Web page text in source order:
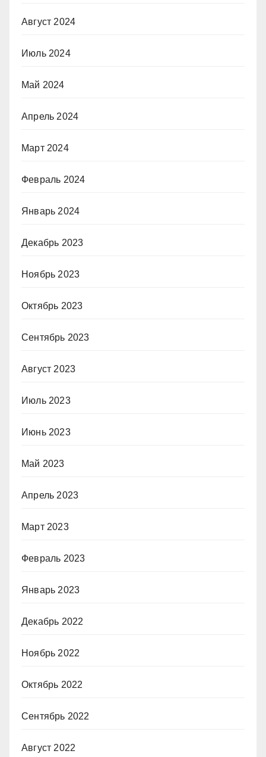
Август 2024
Июль 2024
Май 2024
Апрель 2024
Март 2024
Февраль 2024
Январь 2024
Декабрь 2023
Ноябрь 2023
Октябрь 2023
Сентябрь 2023
Август 2023
Июль 2023
Июнь 2023
Май 2023
Апрель 2023
Март 2023
Февраль 2023
Январь 2023
Декабрь 2022
Ноябрь 2022
Октябрь 2022
Сентябрь 2022
Август 2022